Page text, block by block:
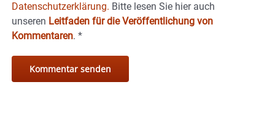
Datenschutzerklärung. Bitte lesen Sie hier auch
unseren Leitfaden für die Veröffentlichung von
Kommentaren. *